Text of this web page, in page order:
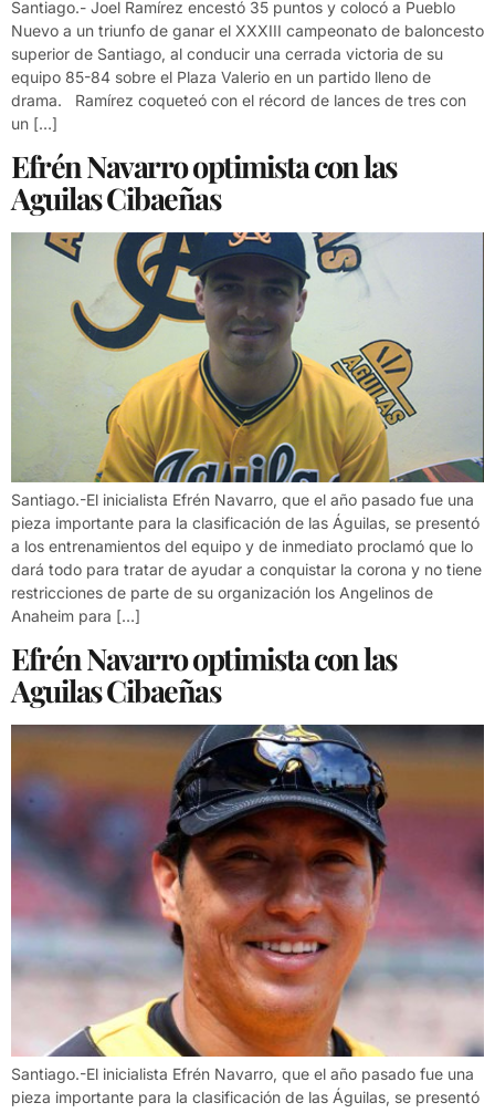
Santiago.- Joel Ramírez encestó 35 puntos y colocó a Pueblo
Nuevo a un triunfo de ganar el XXXIII campeonato de baloncesto
superior de Santiago, al conducir una cerrada victoria de su
equipo 85-84 sobre el Plaza Valerio en un partido lleno de
drama. Ramírez coqueteó con el récord de lances de tres con
un […]
Efrén Navarro optimista con las
Aguilas Cibaeñas
Santiago.-El inicialista Efrén Navarro, que el año pasado fue una
pieza importante para la clasificación de las Águilas, se presentó
a los entrenamientos del equipo y de inmediato proclamó que lo
dará todo para tratar de ayudar a conquistar la corona y no tiene
restricciones de parte de su organización los Angelinos de
Anaheim para […]
Efrén Navarro optimista con las
Aguilas Cibaeñas
Santiago.-El inicialista Efrén Navarro, que el año pasado fue una
pieza importante para la clasificación de las Águilas, se presentó